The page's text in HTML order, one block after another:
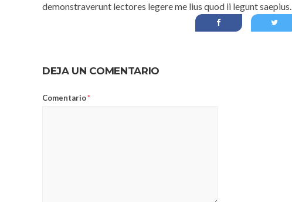
demonstraverunt lectores legere me lius quod ii legunt saepius.
DEJA UN COMENTARIO
Comentario*